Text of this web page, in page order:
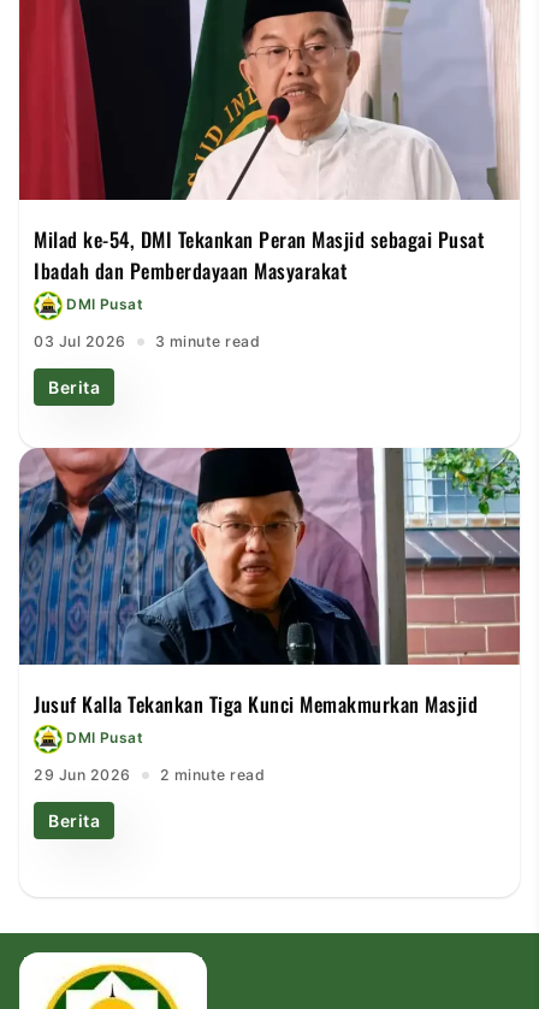
Milad ke-54, DMI Tekankan Peran Masjid sebagai Pusat
Ibadah dan Pemberdayaan Masyarakat
DMI Pusat
03 Jul 2026 3 minute read
Berita
Jusuf Kalla Tekankan Tiga Kunci Memakmurkan Masjid
DMI Pusat
29 Jun 2026 2 minute read
Berita